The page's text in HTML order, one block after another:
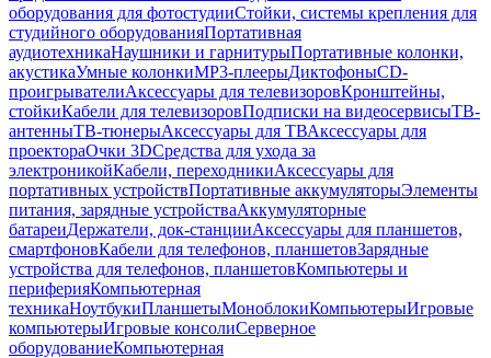
оборудования для фотостудииСтойки, системы крепления для
студийного оборудованияПортативная
аудиотехникаНаушники и гарнитурыПортативные колонки,
акустикаУмные колонкиMP3-плеерыДиктофоныCD-
проигрывателиАксессуары для телевизоровКронштейны,
стойкиКабели для телевизоровПодписки на видеосервисыТВ-
антенныТВ-тюнерыАксессуары для ТВАксессуары для
проектораОчки 3DСредства для ухода за
электроникойКабели, переходникиАксессуары для
портативных устройствПортативные аккумуляторыЭлементы
питания, зарядные устройстваАккумуляторные
батареиДержатели, док-станцииАксессуары для планшетов,
смартфоновКабели для телефонов, планшетовЗарядные
устройства для телефонов, планшетовКомпьютеры и
периферияКомпьютерная
техникаНоутбукиПланшетыМоноблокиКомпьютерыИгровые
компьютерыИгровые консолиСерверное
оборудованиеКомпьютерная